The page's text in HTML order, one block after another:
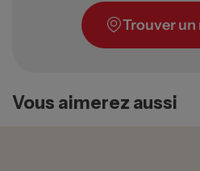
Trouver un
Vous aimerez aussi